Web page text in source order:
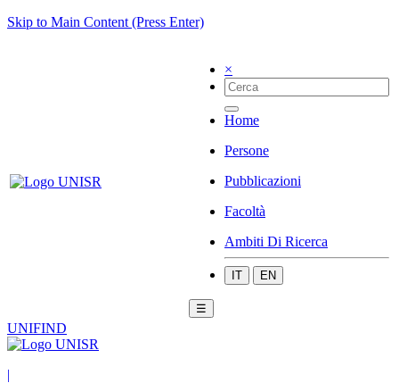
Skip to Main Content (Press Enter)
×
Home
Persone
Pubblicazioni
Facoltà
Ambiti Di Ricerca
IT EN
☰
UNIFIND
|